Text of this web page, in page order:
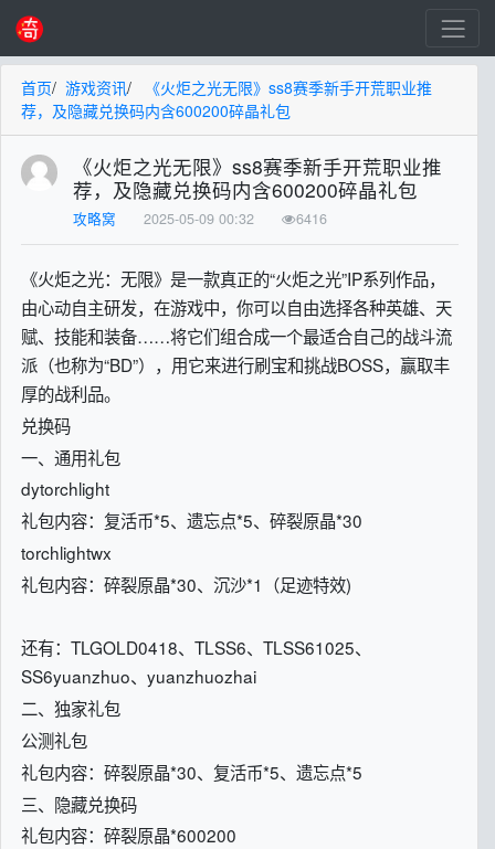
首页/ 游戏资讯/
《火炬之光无限》ss8赛季新手开荒职业推
荐，及隐藏兑换码内含600200碎晶礼包
《火炬之光无限》ss8赛季新手开荒职业推
荐，及隐藏兑换码内含600200碎晶礼包
攻略窝 2025-05-09 00:32 6416
《火炬之光：无限》是一款真正的“火炬之光”IP系列作品，
由心动自主研发，在游戏中，你可以自由选择各种英雄、天
赋、技能和装备……将它们组合成一个最适合自己的战斗流
派（也称为“BD”），用它来进行刷宝和挑战BOSS，赢取丰
厚的战利品。
兑换码
一、通用礼包
dytorchlight
礼包内容：复活币*5、遗忘点*5、碎裂原晶*30
torchlightwx
礼包内容：碎裂原晶*30、沉沙*1（足迹特效)
还有：TLGOLD0418、TLSS6、TLSS61025、
SS6yuanzhuo、yuanzhuozhai
二、独家礼包
公测礼包
礼包内容：碎裂原晶*30、复活币*5、遗忘点*5
三、隐藏兑换码
礼包内容：碎裂原晶*600200